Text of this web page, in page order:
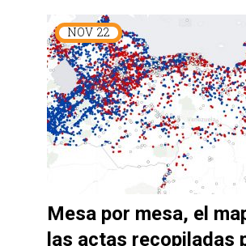
NOV 22
Mesa por mesa, el
las actas recopiladas